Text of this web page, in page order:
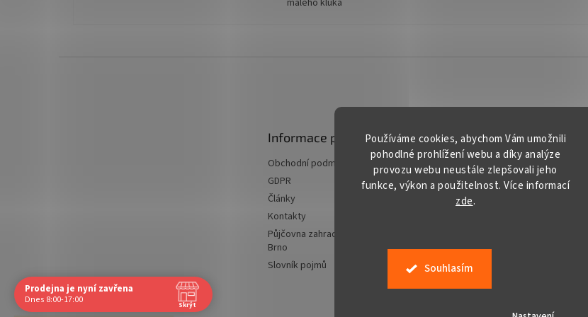
Používáme cookies, abychom Vám umožnili
pohodlné prohlížení webu a díky analýze
provozu webu neustále zlepšovali jeho
funkce, výkon a použitelnost. Více informací
zde.
Souhlasím
malého kluka
Informace pro vás
Obchodní podmínky
GDPR
Články
Kontakty
Půjčovna zahradní techniky
Brno
Slovník pojmů
Kontakt
prodej@ gardentech.cz
+420 548 531 294
+420 777 228 328
Prodejna je nyní zavřena
Dnes 8:00-17:00 Skrýt
Navštivte nás osobně